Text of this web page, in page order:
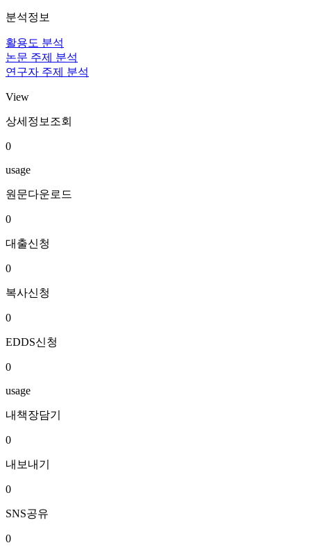
분석정보
활용도 분석
논문 주제 분석
연구자 주제 분석
View
상세정보조회
0
usage
원문다운로드
0
대출신청
0
복사신청
0
EDDS신청
0
usage
내책장담기
0
내보내기
0
SNS공유
0